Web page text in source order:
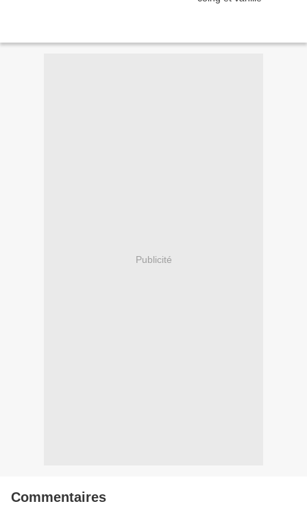
Publicité
Commentaires